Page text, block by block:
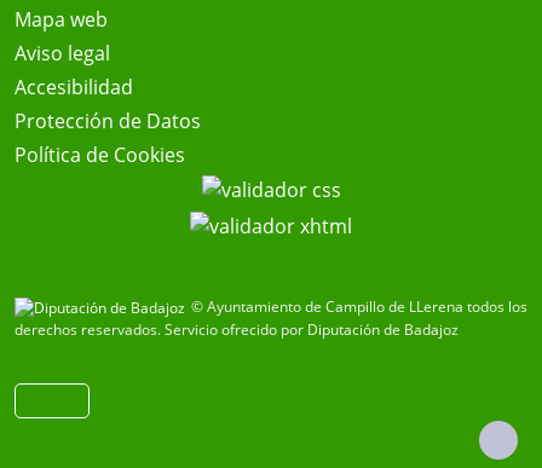
Mapa web
Aviso legal
Accesibilidad
Protección de Datos
Política de Cookies
© Ayuntamiento de Campillo de LLerena todos los
derechos reservados.Servicio ofrecido por Diputación de Badajoz